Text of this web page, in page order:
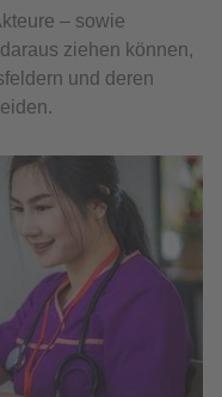
– sowie
ziehen können,
und deren